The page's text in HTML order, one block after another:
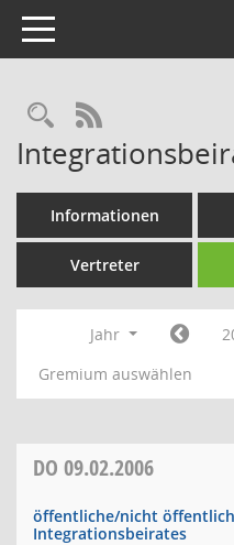
Toggle navigation
RSS-Feed
Informationen
Vertreter
Jahr
Gremium auswählen
DO 09.02.2006
öffentliche/nicht
Integrationsbeirates